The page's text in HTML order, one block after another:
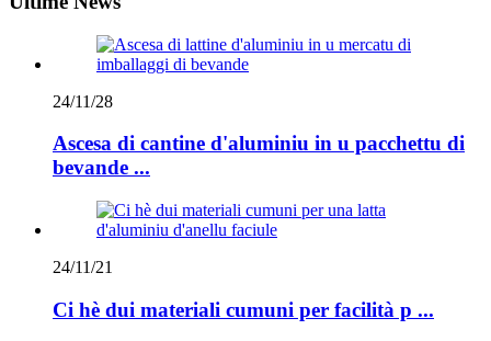
24/11/28
Ascesa di cantine d'aluminiu in u pacchettu di
bevande ...
24/11/21
Ci hè dui materiali cumuni per facilità p ...